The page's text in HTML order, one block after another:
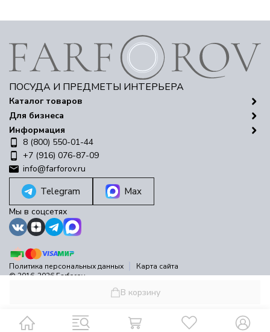
В корзину
ПОСУДА И ПРЕДМЕТЫ ИНТЕРЬЕРА
Каталог товаров
Для бизнеса
Информация
8 (800) 550-01-44
+7 (916) 076-87-09
info@farforov.ru
Telegram Max
Мы в соцсетях
Политика персональных данных
Карта сайта
© 2016-2026 Farforov